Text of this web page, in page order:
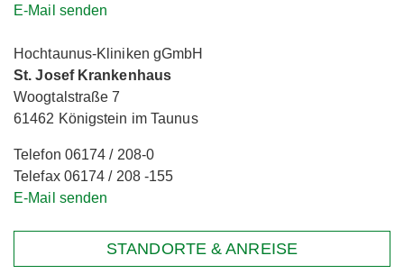
E-Mail senden
Hochtaunus-Kliniken gGmbH
St. Josef Krankenhaus
Woogtalstraße 7
61462 Königstein im Taunus
Telefon 06174 / 208-0
Telefax 06174 / 208 -155
E-Mail senden
STANDORTE & ANREISE